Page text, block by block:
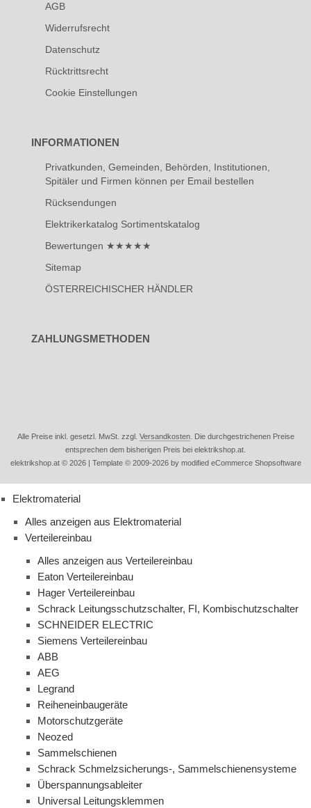
AGB
Widerrufsrecht
Datenschutz
Rücktrittsrecht
Cookie Einstellungen
INFORMATIONEN
Privatkunden, Gemeinden, Behörden, Institutionen,
Spitäler und Firmen können per Email bestellen
Rücksendungen
Elektrikerkatalog Sortimentskatalog
Bewertungen ★★★★★
Sitemap
ÖSTERREICHISCHER HÄNDLER
ZAHLUNGSMETHODEN
Alle Preise inkl. gesetzl. MwSt. zzgl. Versandkosten. Die durchgestrichenen Preise
entsprechen dem bisherigen Preis bei elektrikshop.at.
elektrikshop.at © 2026 | Template © 2009-2026 by modified eCommerce Shopsoftware
Elektromaterial
Alles anzeigen aus Elektromaterial
Verteilereinbau
Alles anzeigen aus Verteilereinbau
Eaton Verteilereinbau
Hager Verteilereinbau
Schrack Leitungsschutzschalter, FI, Kombischutzschalter
SCHNEIDER ELECTRIC
Siemens Verteilereinbau
ABB
AEG
Legrand
Reiheneinbaugeräte
Motorschutzgeräte
Neozed
Sammelschienen
Schrack Schmelzsicherungs-, Sammelschienensysteme
Überspannungsableiter
Universal Leitungsklemmen